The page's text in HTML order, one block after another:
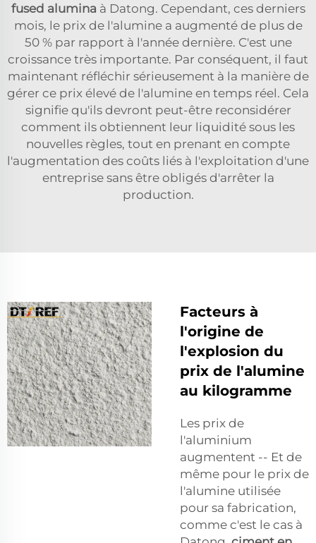
fused alumina à Datong. Cependant, ces derniers
mois, le prix de l'alumine a augmenté de plus de
50 % par rapport à l'année dernière. C'est une
croissance très importante. Par conséquent, il faut
maintenant réfléchir sérieusement à la manière de
gérer ce prix élevé de l'alumine en temps réel. Cela
signifie qu'ils devront peut-être reconsidérer
comment ils obtiennent leur liquidité sous les
nouvelles règles, tout en prenant en compte
l'augmentation des coûts liés à l'exploitation d'une
entreprise sans être obligés d'arrêter la
production.
Facteurs à
l'origine de
l'explosion du
prix de l'alumine
au kilogramme
Les prix de
l'aluminium
augmentent -- Et de
même pour le prix de
l'alumine utilisée
pour sa fabrication,
comme c'est le cas à